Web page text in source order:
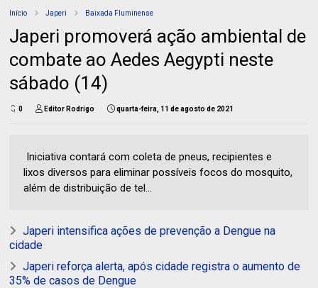
Início Japeri Baixada Fluminense
Japeri promoverá ação ambiental de
combate ao Aedes Aegypti neste
sábado (14)
0 Editor Rodrigo quarta-feira, 11 de agosto de 2021
Iniciativa contará com coleta de pneus, recipientes e
lixos diversos para eliminar possíveis focos do mosquito,
além de distribuição de tel...
Japeri intensifica ações de prevenção a Dengue na
cidade
Japeri reforça alerta, após cidade registra o aumento de
35% de casos de Dengue